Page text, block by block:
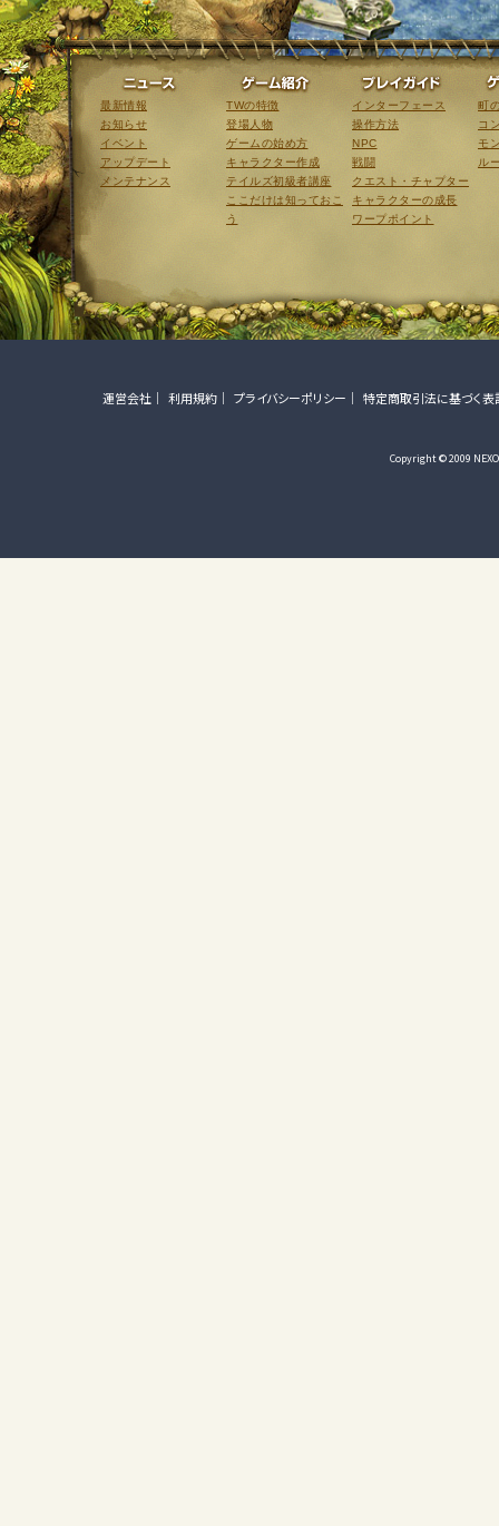
ニュース
最新情報
お知らせ
イベント
アップデート
メンテナンス
ゲーム紹介
TWの特徴
登場人物
ゲームの始め方
キャラクター作成
テイルズ初級者講座
ここだけは知っておこ
う
インターフェース
操作方法
NPC
戦闘
クエスト・チャプター
キャラクターの成長
ワープポイント
町
コ
モ
ル
運営会社 利用規約 プライバシーポリシー 特定商取引法に基づく表
Copyright © 2009